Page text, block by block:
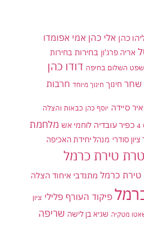
כהן אלי כהן אמי אפומדו
אריה פרג'ון בחירות בחירות
השלום בחיפה דודו כהן
שחר חינוך חינוך מיוחד חרבות
סיידה יוסף כהן כבאות והצלה
כפיר עובדיה לוחמי אש מלחמת
סודרי מנהל יחידת האכיפה
טירת כרמל
כרמל מתנדבי איחוד הצלה
פיקוד העורף פלילי ציון
מטקיה שגיא בן לישה שריפה